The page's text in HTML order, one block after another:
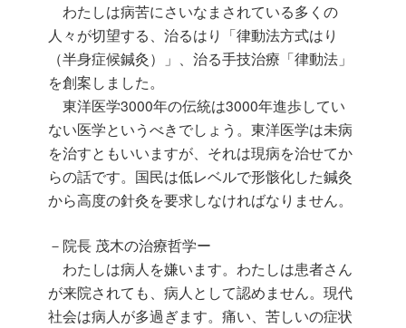
わたしは病苦にさいなまされている多くの
人々が切望する、治るはり「律動法方式はり
（半身症候鍼灸）」、治る手技治療「律動法」
を創案しました。
東洋医学3000年の伝統は3000年進歩してい
ない医学というべきでしょう。東洋医学は未病
を治すともいいますが、それは現病を治せてか
らの話です。国民は低レベルで形骸化した鍼灸
から高度の針灸を要求しなければなりません。
－院長 茂木の治療哲学ー
わたしは病人を嫌います。わたしは患者さん
が来院されても、病人として認めません。現代
社会は病人が多過ぎます。痛い、苦しいの症状